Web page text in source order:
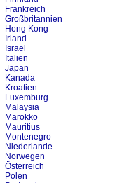
Frankreich
Großbritannien
Hong Kong
Irland
Israel
Italien
Japan
Kanada
Kroatien
Luxemburg
Malaysia
Marokko
Mauritius
Montenegro
Niederlande
Norwegen
Österreich
Polen